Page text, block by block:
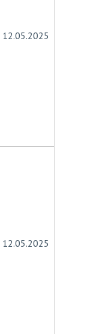
12.05.2025
12.05.2025